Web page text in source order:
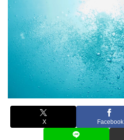
X Facebook